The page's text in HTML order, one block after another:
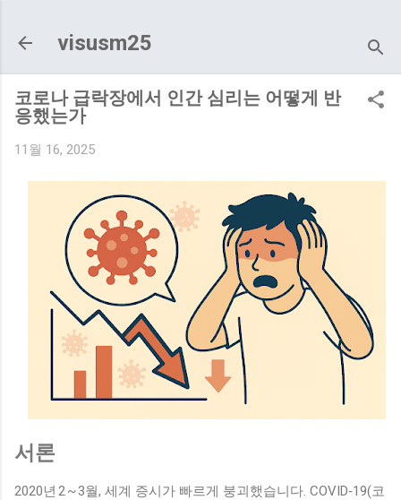
visusm25
코로나 급락장에서 인간 심리는 어떻게 반
응했는가
11월 16, 2025
서론
2020년 2 ~ 3월, 세계 증시가 빠르게 붕괴했습니다. COVID‑19(코